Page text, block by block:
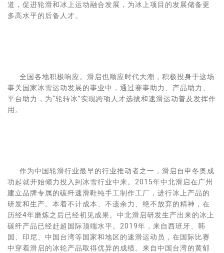
道，促进轮滑和冰上运动融合发展，为冰上项目的发展储备更
多高水平的后备人才。
全国各地积极响应。滑启也顺应时代大潮，积极投身于这场
事关国家冰雪运动发展的事业中，通过赛事助力、产品助力、
平台助力，为“轮转冰”实现跨项人才选拔和速滑运动普及发挥作
用。
作为中国轮滑行业最早的行业推动者之一，滑启自申冬奥成
功起就开始倾力投入到冰雪行业中来。2015年中北滑启在广州
建立品牌专属的碳纤速滑鞋纯手工制作工厂，进行冰上产品的
研发和生产。本着不计成本、不遗余力、绝不放弃的精神，在
历经4年磨炼之后已经初见成果。中北滑启研发生产出来的冰上
碳纤产品已经赶超国际顶端水平。2019年，来自西班牙、韩
国、印尼、中国台湾等国家和地区的速滑运动员，在国际比赛
中穿着滑启的冰轮产品取得优异的成绩。来自中国台湾的黄郁